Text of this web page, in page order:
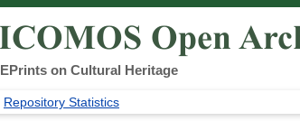
EPrints on Cultural Heritage
Repository Statistics